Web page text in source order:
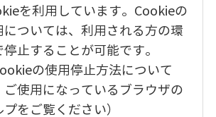
を利用しています。Cookieの
については、利用される方の環
停止することが可能です。
の使用停止方法について
ご使用になっているブラウザの
プをご覧ください）